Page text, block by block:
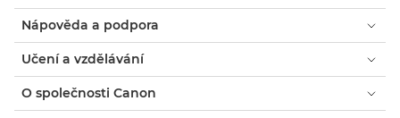
Nápověda a podpora
Učení a vzdělávání
O společnosti Canon